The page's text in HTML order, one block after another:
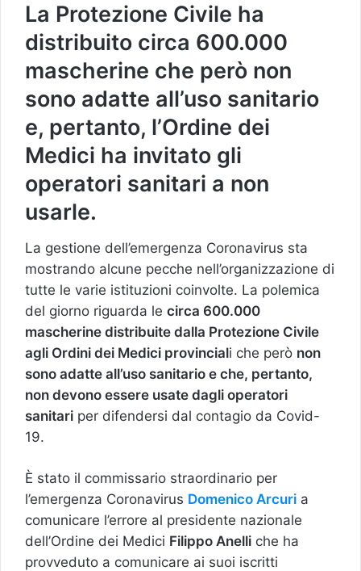
La Protezione Civile ha
distribuito circa 600.000
mascherine che però non
sono adatte all’uso sanitario
e, pertanto, l’Ordine dei
Medici ha invitato gli
operatori sanitari a non
usarle.
La gestione dell’emergenza Coronavirus sta
mostrando alcune pecche nell’organizzazione di
tutte le varie istituzioni coinvolte. La polemica
del giorno riguarda le circa 600.000
mascherine distribuite dalla Protezione Civile
agli Ordini dei Medici provinciali che però non
sono adatte all’uso sanitario e che, pertanto,
non devono essere usate dagli operatori
sanitari per difendersi dal contagio da Covid-
19.
È stato il commissario straordinario per
l’emergenza Coronavirus Domenico Arcuri a
comunicare l’errore al presidente nazionale
dell’Ordine dei Medici Filippo Anelli che ha
provveduto a comunicare ai suoi iscritti